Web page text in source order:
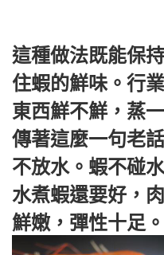
這種做法既能保
住蝦的鮮味。行
東西鮮不鮮，蒸
傳著這麼一句老
不放水。蝦不碰
水煮蝦還要好，
鮮嫩，彈性十足。